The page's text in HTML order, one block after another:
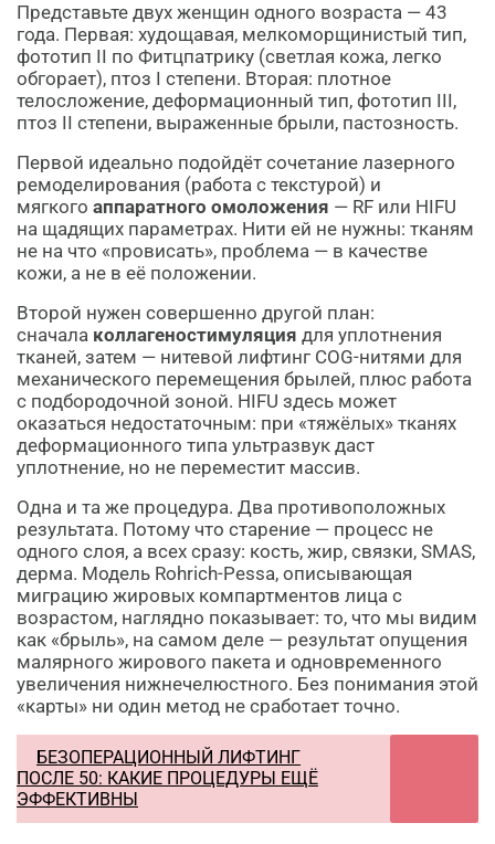
Представьте двух женщин одного возраста — 43
года. Первая: худощавая, мелкоморщинистый тип,
фототип II по Фитцпатрику (светлая кожа, легко
обгорает), птоз I степени. Вторая: плотное
телосложение, деформационный тип, фототип III,
птоз II степени, выраженные брыли, пастозность.
Первой идеально подойдёт сочетание лазерного
ремоделирования (работа с текстурой) и
мягкого аппаратного омоложения — RF или HIFU
на щадящих параметрах. Нити ей не нужны: тканям
не на что «провисать», проблема — в качестве
кожи, а не в её положении.
Второй нужен совершенно другой план:
сначала коллагеностимуляция для уплотнения
тканей, затем — нитевой лифтинг COG-нитями для
механического перемещения брылей, плюс работа
с подбородочной зоной. HIFU здесь может
оказаться недостаточным: при «тяжёлых» тканях
деформационного типа ультразвук даст
уплотнение, но не переместит массив.
Одна и та же процедура. Два противоположных
результата. Потому что старение — процесс не
одного слоя, а всех сразу: кость, жир, связки, SMAS,
дерма. Модель Rohrich-Pessa, описывающая
миграцию жировых компартментов лица с
возрастом, наглядно показывает: то, что мы видим
как «брыль», на самом деле — результат опущения
малярного жирового пакета и одновременного
увеличения нижнечелюстного. Без понимания этой
«карты» ни один метод не сработает точно.
БЕЗОПЕРАЦИОННЫЙ ЛИФТИНГ
ПОСЛЕ 50: КАКИЕ ПРОЦЕДУРЫ ЕЩЁ
ЭФФЕКТИВНЫ